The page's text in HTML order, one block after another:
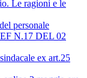
Le ragioni e le
personale
N.17 DEL 02
ex art.25